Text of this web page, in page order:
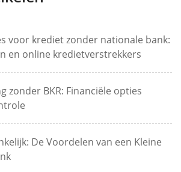
voor krediet zonder nationale bank:
en online kredietverstrekkers
zonder BKR: Financiële opties
De Voordelen van een Kleine